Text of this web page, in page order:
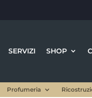
SERVIZI SHOP
Profumeria